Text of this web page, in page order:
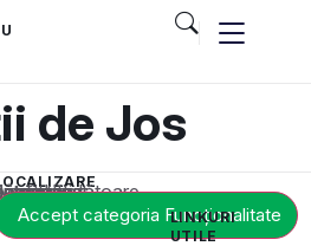
de Jos
acceptați categoria corespunzătoare de cookie-uri.
Accept categoria Funcționalitate
LINKURI
UTILE